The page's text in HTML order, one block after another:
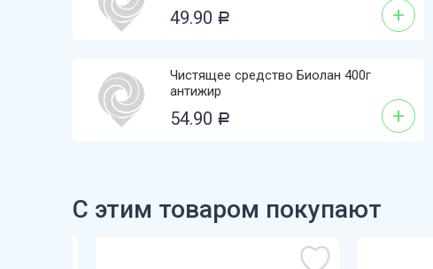
49.90 Р +
Чистящее средство Биолан 400г
антижир
54.90 Р +
С этим товаром покупают